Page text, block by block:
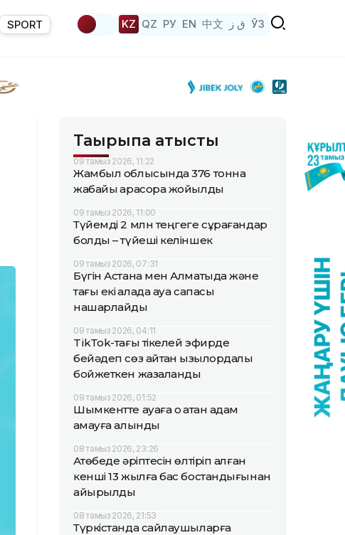
SPORT KZ QZ РУ EN 中文 ق ز ЎЗ
Тақырыпқа қатысты
09 тамыз 2026, 11:22
Жамбыл облысында 376 тонна
жабайы қарасора жойылды
09 тамыз 2026, 11:00
Түйемді 2 млн теңгеге сұрағандар
болды – түйеші келіншек
09 тамыз 2026, 07:31
Бүгін Астана мен Алматыда және
тағы екі қалада ауа сапасы
нашарлайды
09 тамыз 2026, 04:11
TikТok-тағы тікелей эфирде
бейәдеп сөз айтқан қызылордалық
бойжеткен жазаланды
09 тамыз 2026, 01:52
Шымкентте ауаға оқ атқан адам
қамауға алынды
08 тамыз 2026, 23:26
Ақтөбеде әріптесін өлтіріп алған
кенші 13 жылға бас бостандығынан
айырылды
08 тамыз 2026, 21:53
Түркістанда сайлаушыларға